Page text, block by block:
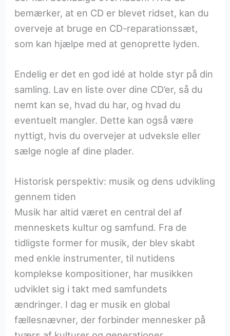
bemærker, at en CD er blevet ridset, kan du
overveje at bruge en CD-reparationssæt,
som kan hjælpe med at genoprette lyden.
Endelig er det en god idé at holde styr på din
samling. Lav en liste over dine CD’er, så du
nemt kan se, hvad du har, og hvad du
eventuelt mangler. Dette kan også være
nyttigt, hvis du overvejer at udveksle eller
sælge nogle af dine plader.
Historisk perspektiv: musik og dens udvikling
gennem tiden
Musik har altid været en central del af
menneskets kultur og samfund. Fra de
tidligste former for musik, der blev skabt
med enkle instrumenter, til nutidens
komplekse kompositioner, har musikken
udviklet sig i takt med samfundets
ændringer. I dag er musik en global
fællesnævner, der forbinder mennesker på